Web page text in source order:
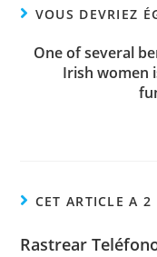
VOUS DEVRIEZ
One of several
Irish women
CET ARTICLE A 2
Rastrear